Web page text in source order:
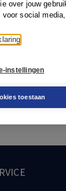
over jouw
social
instellingen
toestaan
vervaltermijn,